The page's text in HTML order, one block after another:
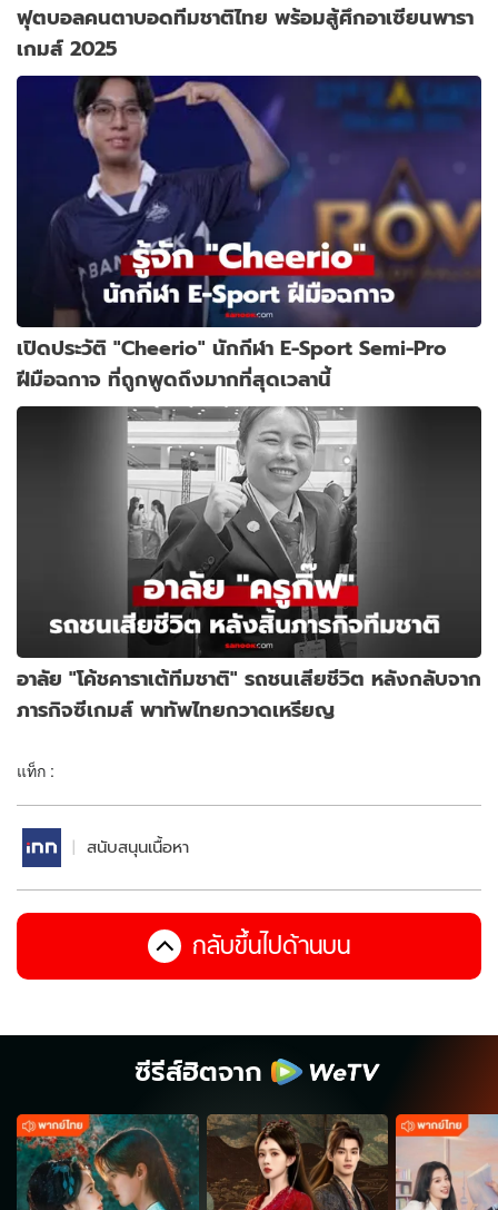
ฟุตบอลคนตาบอดทีมชาติไทย พร้อมสู้ศึกอาเซียนพารา
เกมส์ 2025
เปิดประวัติ "Cheerio" นักกีฬา E-Sport Semi-Pro
ฝีมือฉกาจ ที่ถูกพูดถึงมากที่สุดเวลานี้
อาลัย "โค้ชคาราเต้ทีมชาติ" รถชนเสียชีวิต หลังกลับจาก
ภารกิจซีเกมส์ พาทัพไทยกวาดเหรียญ
แท็ก :
สนับสนุนเนื้อหา
กลับขึ้นไปด้านบน
ซีรีส์ฮิตจาก